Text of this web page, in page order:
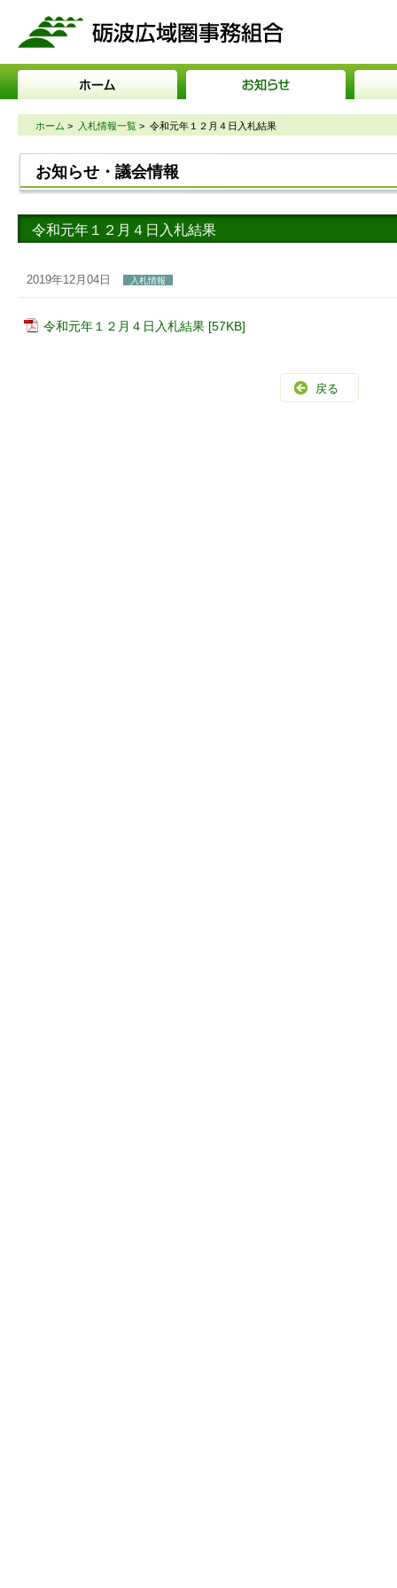
ホーム > 入札情報一覧 > 令和元年１２月４日入札結果
お知らせ・議会情報
令和元年１２月４日入札結果
2019年12月04日 入札情報
令和元年１２月４日入札結果 [57KB]
戻る